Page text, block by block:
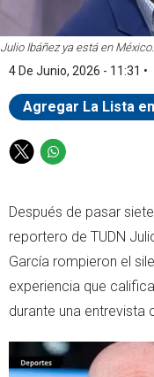
Julio Ibáñez ya está en México.
4 De Junio, 2026 - 11:31 •
Agregar La Lista en
T
t
t
r
W
t
s
p
p
Después de pasar
reportero de TUDN
García rompieron el
experiencia que
durante una entrevista